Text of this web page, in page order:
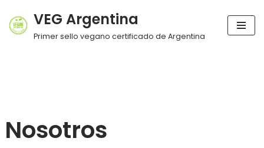
Ir
VEG Argentina
Primer sello vegano certificado de Argentina
Nosotros